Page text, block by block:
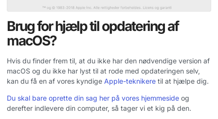
Brug for hjælp til opdatering af
macOS?
Hvis du finder frem til, at du ikke har den nødvendige version af
macOS og du ikke har lyst til at rode med opdateringen selv,
kan du få en af vores kyndige Apple-teknikere til at hjælpe dig.
Du skal bare oprette din sag her på vores hjemmeside og
derefter indlevere din computer, så tager vi et kig på den.